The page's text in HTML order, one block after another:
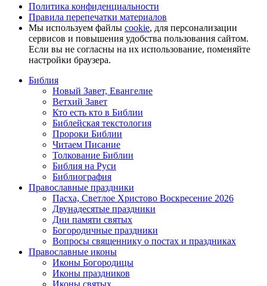
Политика конфиденциальности
Правила перепечатки материалов
Мы используем файлы cookie, для персонализации
сервисов и повышения удобства пользования сайтом.
Если вы не согласны на их использование, поменяйте
настройки браузера.
Библия
Новый Завет, Евангелие
Ветхий Завет
Кто есть кто в Библии
Библейская текстология
Пророки Библии
Читаем Писание
Толкование Библии
Библия на Руси
Библиография
Православные праздники
Пасха, Светлое Христово Воскресение 2026
Двунадесятые праздники
Дни памяти святых
Богородичные праздники
Вопросы священнику о постах и праздниках
Православные иконы
Иконы Богородицы
Иконы праздников